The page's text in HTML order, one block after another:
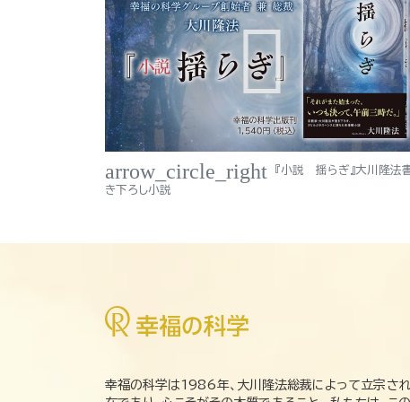
arrow_circle_right
『小説 揺らぎ』大川隆法
き下ろし小説
幸福の科学は1986年、大川隆法総裁によって立宗され